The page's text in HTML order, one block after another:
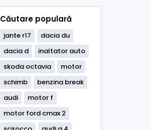
Căutare populară
jante r17
dacia du
dacia d
inaltator auto
skoda octavia
motor
schimb
benzina break
audi
motor f
motor ford cmax 2